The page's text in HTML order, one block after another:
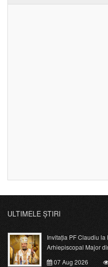
ULTIMELE ȘTIRI
Invitația PF Claudiu
Arhiepiscopal Major
07 Aug 2026